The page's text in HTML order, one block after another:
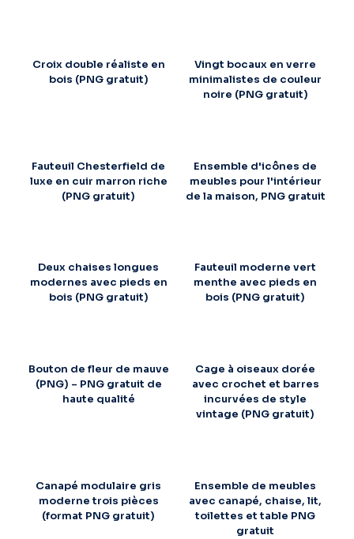
Croix double réaliste en
bois (PNG gratuit)
Vingt bocaux en verre
minimalistes de couleur
noire (PNG gratuit)
Fauteuil Chesterfield de
luxe en cuir marron riche
(PNG gratuit)
Ensemble d'icônes de
meubles pour l'intérieur
de la maison, PNG gratuit
Deux chaises longues
modernes avec pieds en
bois (PNG gratuit)
Fauteuil moderne vert
menthe avec pieds en
bois (PNG gratuit)
Bouton de fleur de mauve
(PNG) – PNG gratuit de
haute qualité
Cage à oiseaux dorée
avec crochet et barres
incurvées de style
vintage (PNG gratuit)
Canapé modulaire gris
moderne trois pièces
(format PNG gratuit)
Ensemble de meubles
avec canapé, chaise, lit,
toilettes et table PNG
gratuit